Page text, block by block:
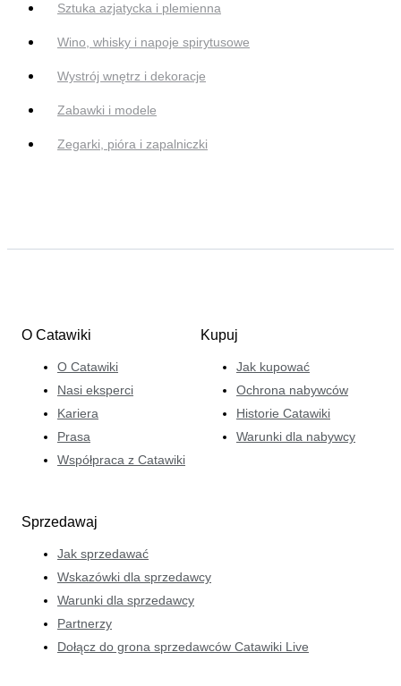
Sztuka azjatycka i plemienna
Wino, whisky i napoje spirytusowe
Wystrój wnętrz i dekoracje
Zabawki i modele
Zegarki, pióra i zapalniczki
O Catawiki
O Catawiki
Nasi eksperci
Kariera
Prasa
Współpraca z Catawiki
Kupuj
Jak kupować
Ochrona nabywców
Historie Catawiki
Warunki dla nabywcy
Sprzedawaj
Jak sprzedawać
Wskazówki dla sprzedawcy
Warunki dla sprzedawcy
Partnerzy
Dołącz do grona sprzedawców Catawiki Live